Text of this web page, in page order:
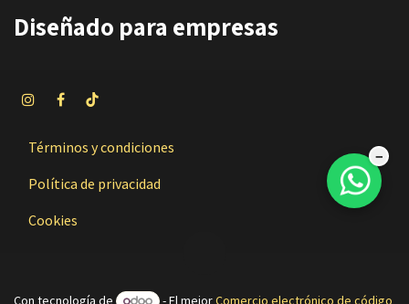
−
Diseñado para empresas
Términos y condiciones
Política de privacidad
Cookies
Con tecnología de - El mejorComercio electrónico de código